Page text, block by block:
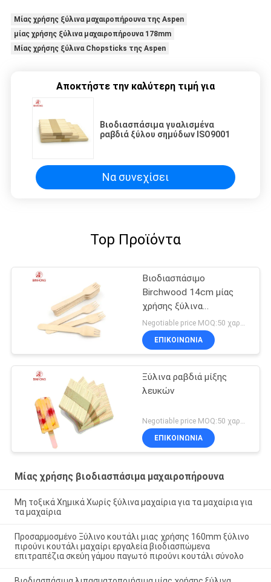
Μίας χρήσης ξύλινα μαχαιροπήρουνα της Aspen
μίας χρήσης ξύλινα μαχαιροπήρουνα 178mm
Μίας χρήσης ξύλινα Chopsticks της Aspen
Αποκτήστε την καλύτερη τιμή για
Βιοδιασπάσιμα γυαλισμένα
ραβδιά ξύλου σημύδων ISO9001
Να συνεχίσει
Top Προϊόντα
Βιοδιασπάσιμο
Birchwood 14cm μίας
χρήσης ξύλινα
μαχαιροπήρουνα
ΕΠΙΚΟΙΝΩΝΙΑ
Ξύλινα ραβδιά μίξης
λευκών
Negotiable price MOQ:50 χαρτοκιβώτιο
ΕΠΙΚΟΙΝΩΝΙΑ
Μίας χρήσης βιοδιασπάσιμα μαχαιροπήρουνα
Μη τοξικά Χημικά Χωρίς ξύλινα μαχαίρια για τα μαχαίρια για
τα μαχαίρια
Προσαρμοσμένο Ξύλινο κουτάλι μιας χρήσης 160mm ξύλινο
πιρούνι κουτάλι μαχαίρι εργαλεία βιοδιασπώμενα
επιτραπέζια σκεύη γάμου παγωτό πιρούνι κουτάλι σύνολο